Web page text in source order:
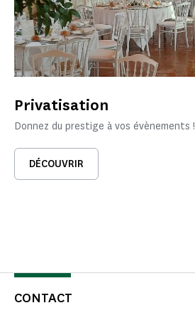
Privatisation
Donnez du prestige à vos évènements !
DÉCOUVRIR
CONTACT